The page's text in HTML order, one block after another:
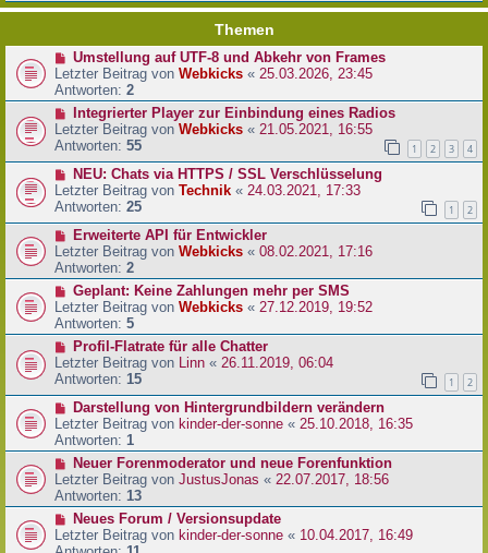
Themen
Umstellung auf UTF-8 und Abkehr von Frames
Letzter Beitrag von Webkicks « 25.03.2026, 23:45
Antworten: 2
Integrierter Player zur Einbindung eines Radios
Letzter Beitrag von Webkicks « 21.05.2021, 16:55
Antworten: 55 1 2 3 4
NEU: Chats via HTTPS / SSL Verschlüsselung
Letzter Beitrag von Technik « 24.03.2021, 17:33
Antworten: 25 1 2
Erweiterte API für Entwickler
Letzter Beitrag von Webkicks « 08.02.2021, 17:16
Antworten: 2
Geplant: Keine Zahlungen mehr per SMS
Letzter Beitrag von Webkicks « 27.12.2019, 19:52
Antworten: 5
Profil-Flatrate für alle Chatter
Letzter Beitrag von
Linn « 26.11.2019, 06:04
Antworten: 15 1 2
Darstellung von Hintergrundbildern verändern
Letzter Beitrag von kinder-der-sonne « 25.10.2018, 16:35
Antworten: 1
Neuer Forenmoderator und neue Forenfunktion
Letzter Beitrag von JustusJonas « 22.07.2017, 18:56
Antworten: 13
Neues Forum / Versionsupdate
Letzter Beitrag von kinder-der-sonne « 10.04.2017, 16:49